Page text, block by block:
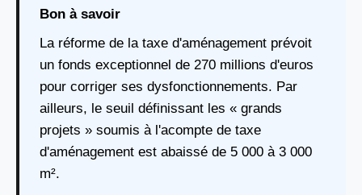
Bon à savoir
La réforme de la taxe d'aménagement prévoit
un fonds exceptionnel de 270 millions d'euros
pour corriger ses dysfonctionnements. Par
ailleurs, le seuil définissant les « grands
projets » soumis à l'acompte de taxe
d'aménagement est abaissé de 5 000 à 3 000
m².